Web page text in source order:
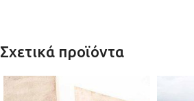
Σχετικά προϊόντα